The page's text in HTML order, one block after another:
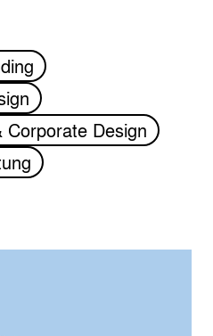
Corporate Design